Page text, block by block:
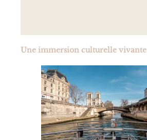
Une immersion culturelle vivante